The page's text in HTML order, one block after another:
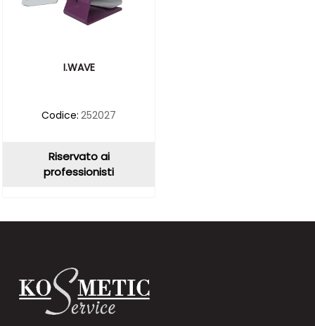
I.WAVE
Codice: 252027
Riservato ai
professionisti